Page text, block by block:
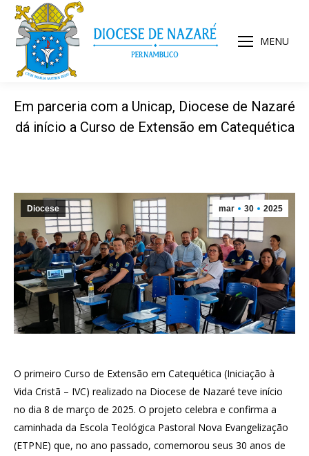
MENU
Em parceria com a Unicap, Diocese de Nazaré
dá início a Curso de Extensão em Catequética
mar 30 2025
Diocese
O primeiro Curso de Extensão em Catequética (Iniciação à
Vida Cristã – IVC) realizado na Diocese de Nazaré teve início
no dia 8 de março de 2025. O projeto celebra e confirma a
caminhada da Escola Teológica Pastoral Nova Evangelização
(ETPNE) que, no ano passado, comemorou seus 30 anos de